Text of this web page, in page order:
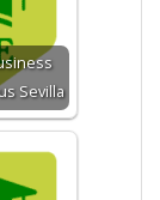
Sevilla